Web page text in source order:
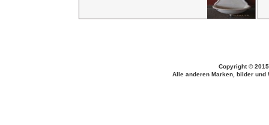
Copyright ©
Alle anderen Marken, bilder und